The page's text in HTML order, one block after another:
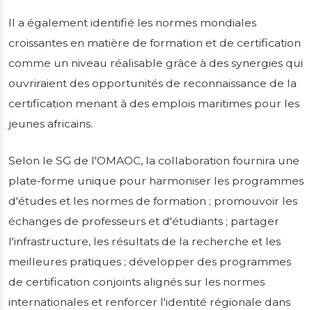
Il a également identifié les normes mondiales
croissantes en matière de formation et de certification
comme un niveau réalisable grâce à des synergies qui
ouvriraient des opportunités de reconnaissance de la
certification menant à des emplois maritimes pour les
jeunes africains.
Selon le SG de l'OMAOC, la collaboration fournira une
plate-forme unique pour harmoniser les programmes
d'études et les normes de formation ; promouvoir les
échanges de professeurs et d'étudiants ; partager
l'infrastructure, les résultats de la recherche et les
meilleures pratiques ; développer des programmes
de certification conjoints alignés sur les normes
internationales et renforcer l'identité régionale dans